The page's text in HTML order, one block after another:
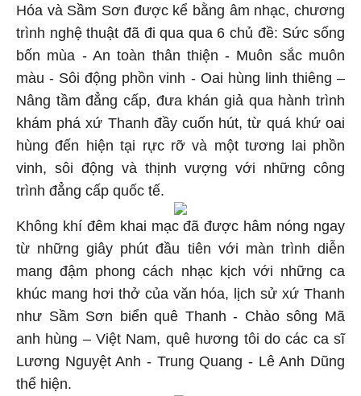
Hóa và Sầm Sơn được kể bằng âm nhạc, chương
trình nghệ thuật đã đi qua qua 6 chủ đề: Sức sống
bốn mùa - An toàn thân thiện - Muôn sắc muôn
màu - Sôi động phồn vinh - Oai hùng linh thiêng –
Nâng tầm đẳng cấp, đưa khán giả qua hành trình
khám phá xứ Thanh đầy cuốn hút, từ quá khứ oai
hùng đến hiện tại rực rỡ và một tương lai phồn
vinh, sôi động và thịnh vượng với những công
trình đẳng cấp quốc tế.
Không khí đêm khai mạc đã được hâm nóng ngay
từ những giây phút đầu tiên với màn trình diễn
mang đậm phong cách nhạc kịch với những ca
khúc mang hơi thở của văn hóa, lịch sử xứ Thanh
như Sầm Sơn biển quê Thanh - Chào sông Mã
anh hùng – Việt Nam, quê hương tôi do các ca sĩ
Lương Nguyệt Anh - Trung Quang - Lê Anh Dũng
thể hiện.